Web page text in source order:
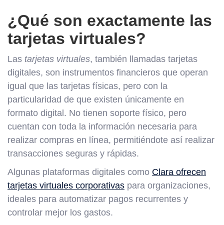
¿Qué son exactamente las
tarjetas virtuales?
Las tarjetas virtuales, también llamadas tarjetas
digitales, son instrumentos financieros que operan
igual que las tarjetas físicas, pero con la
particularidad de que existen únicamente en
formato digital. No tienen soporte físico, pero
cuentan con toda la información necesaria para
realizar compras en línea, permitiéndote así realizar
transacciones seguras y rápidas.
Algunas plataformas digitales como Clara ofrecen
tarjetas virtuales corporativas para organizaciones,
ideales para automatizar pagos recurrentes y
controlar mejor los gastos.